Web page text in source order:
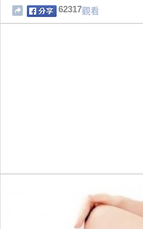
62317觀看